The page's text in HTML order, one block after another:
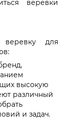
веревки
для
высокую
различный
и задач.